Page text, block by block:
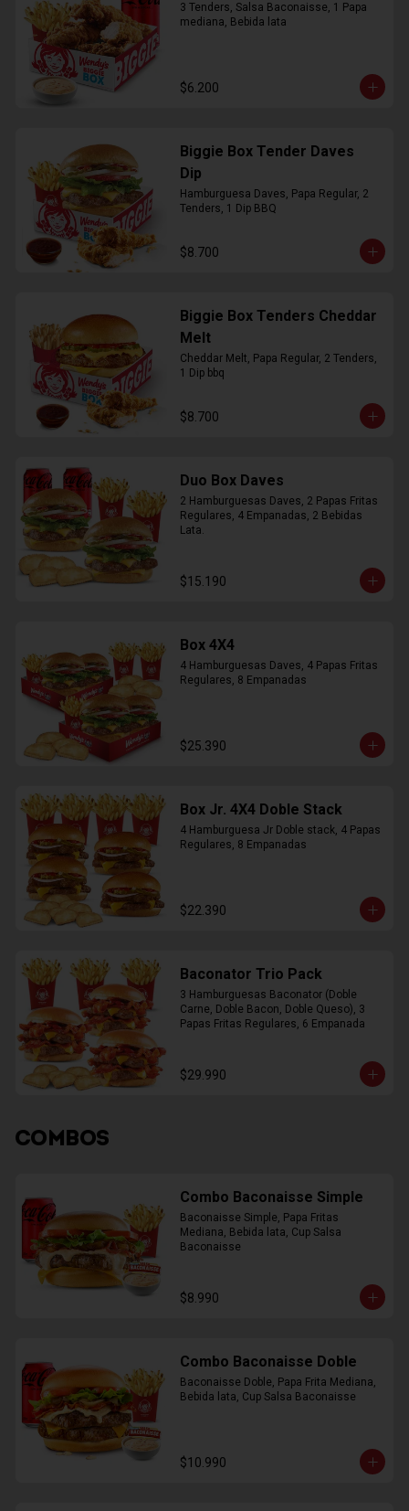
3 Tenders, Salsa Baconaisse, 1 Papa
mediana, Bebida lata
$6.200
Biggie Box Tender Daves
Dip
Hamburguesa Daves, Papa Regular, 2
Tenders, 1 Dip BBQ
$8.700
Biggie Box Tenders Cheddar
Melt
Cheddar Melt, Papa Regular, 2 Tenders,
1 Dip bbq
$8.700
Duo Box Daves
2 Hamburguesas Daves, 2 Papas Fritas
Regulares, 4 Empanadas, 2 Bebidas
Lata.
$15.190
Box 4X4
4 Hamburguesas Daves, 4 Papas Fritas
Regulares, 8 Empanadas
$25.390
Box Jr. 4X4 Doble Stack
4 Hamburguesa Jr Doble stack, 4 Papas
Regulares, 8 Empanadas
$22.390
Baconator Trio Pack
3 Hamburguesas Baconator (Doble
Carne, Doble Bacon, Doble Queso), 3
Papas Fritas Regulares, 6 Empanada
$29.990
COMBOS
Combo Baconaisse Simple
Baconaisse Simple, Papa Fritas
Mediana, Bebida lata, Cup Salsa
Baconaisse
$8.990
Combo Baconaisse Doble
Baconaisse Doble, Papa Frita Mediana,
Bebida lata, Cup Salsa Baconaisse
$10.990